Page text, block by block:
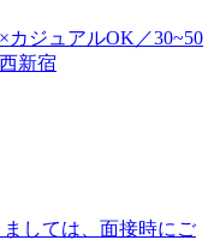
カジュアルOK／30~50
新宿
しては、面接時にご